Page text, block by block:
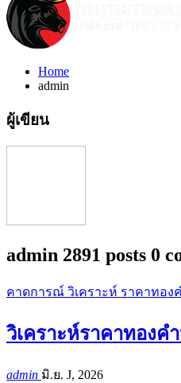
Home
admin
ผู้เขียน
admin 2891 posts 0
คาดการณ์ วิเคราะห์ ราคาทอง
วิเคราะห์ราคาทองค
admin มิ.ย. J, 2026